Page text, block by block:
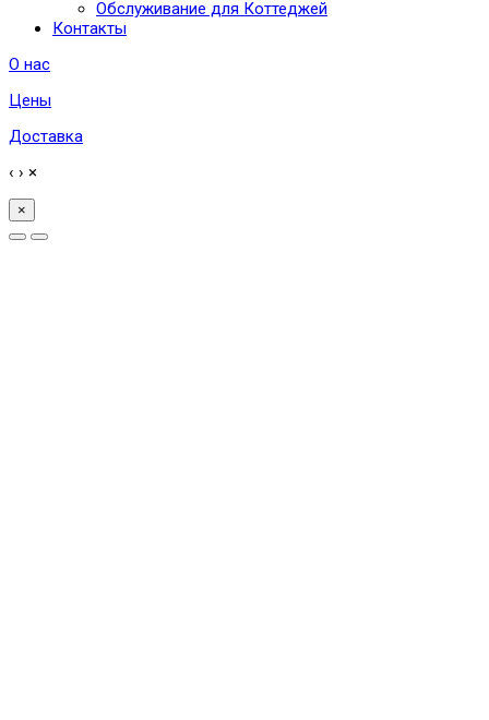
Обслуживание для Коттеджей
Контакты
О нас
Цены
Доставка
‹ › ×
×